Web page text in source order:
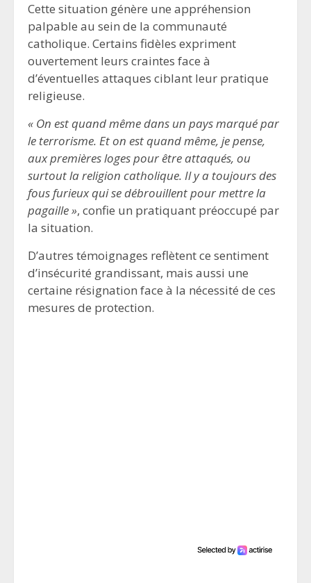
Cette situation génère une appréhension
palpable au sein de la communauté
catholique. Certains fidèles expriment
ouvertement leurs craintes face à
d’éventuelles attaques ciblant leur pratique
religieuse.
« On est quand même dans un pays marqué par
le terrorisme. Et on est quand même, je pense,
aux premières loges pour être attaqués, ou
surtout la religion catholique. Il y a toujours des
fous furieux qui se débrouillent pour mettre la
pagaille », confie un pratiquant préoccupé par
la situation.
D’autres témoignages reflètent ce sentiment
d’insécurité grandissant, mais aussi une
certaine résignation face à la nécessité de ces
mesures de protection.